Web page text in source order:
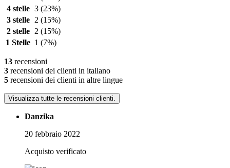
4 stelle 3 (23%)
3 stelle
2 (15%)
2 stelle
2 (15%)
1 Stelle 1 (7%)
13 recensioni
3 recensioni dei clienti in italiano
5 recensioni dei clienti in altre lingue
Visualizza tutte le recensioni clienti.
Danzika
20 febbraio 2022
Acquisto verificato